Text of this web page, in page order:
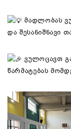
მადლობას
და შესანიშნავი
ვულოცავთ
წარმატებას